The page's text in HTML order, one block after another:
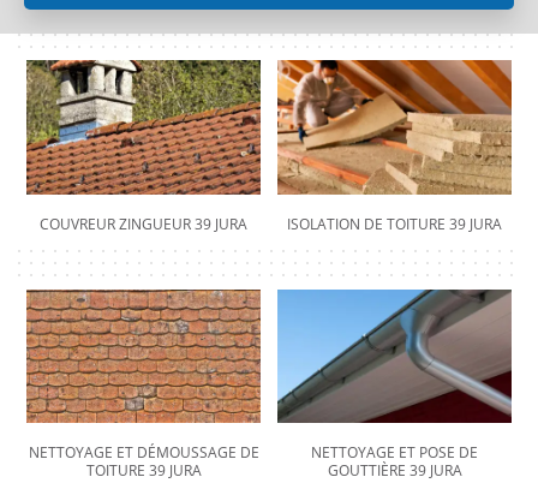
COUVREUR ZINGUEUR 39 JURA ISOLATION DE TOITURE 39 JURA
NETTOYAGE ET DÉMOUSSAGE DE
TOITURE 39 JURA
NETTOYAGE ET POSE DE
GOUTTIÈRE 39 JURA